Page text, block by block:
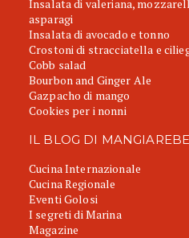
Insalata di valeriana,
asparagi
Insalata di avocado e tonno
Crostoni di stracciatella e
Cobb salad
Bourbon and Ginger Ale
Gazpacho di mango
Cookies per i nonni
IL BLOG DI
Cucina Internazionale
Cucina Regionale
Eventi Golosi
I segreti di Marina
Magazine